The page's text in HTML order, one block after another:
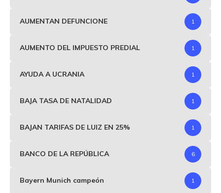
AUMENTAN DEFUNCIONE 1
AUMENTO DEL IMPUESTO PREDIAL 1
AYUDA A UCRANIA 1
BAJA TASA DE NATALIDAD 1
BAJAN TARIFAS DE LUIZ EN 25% 1
BANCO DE LA REPÚBLICA 6
Bayern Munich campeón 1